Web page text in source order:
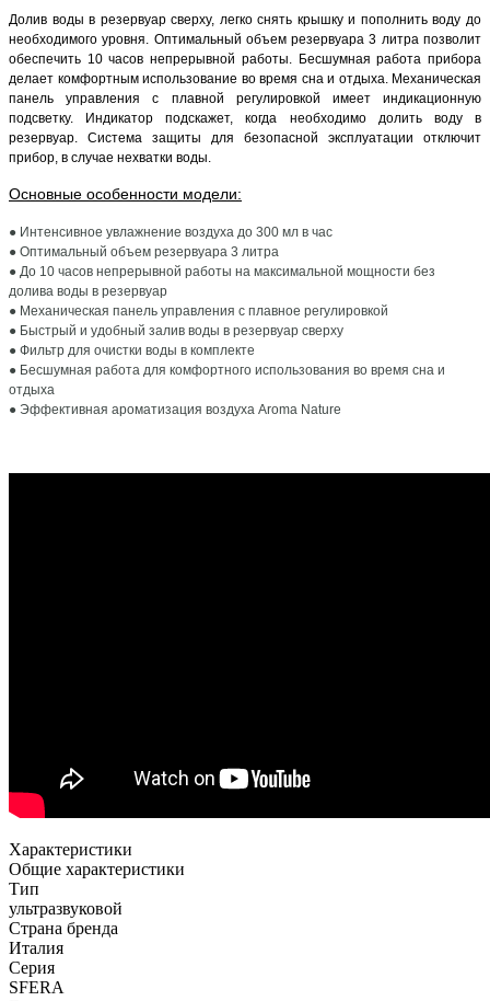
Долив воды в резервуар сверху, легко снять крышку и пополнить воду до
необходимого уровня. Оптимальный объем резервуара 3 литра позволит
обеспечить 10 часов непрерывной работы. Бесшумная работа прибора
делает комфортным использование во время сна и отдыха. Механическая
панель управления с плавной регулировкой имеет индикационную
подсветку. Индикатор подскажет, когда необходимо долить воду в
резервуар. Система защиты для безопасной эксплуатации отключит
прибор, в случае нехватки воды.
Основные особенности модели:
● Интенсивное увлажнение воздуха до 300 мл в час
● Оптимальный объем резервуара 3 литра
● До 10 часов непрерывной работы на максимальной мощности без
долива воды в резервуар
● Механическая панель управления с плавное регулировкой
● Быстрый и удобный залив воды в резервуар сверху
● Фильтр для очистки воды в комплекте
● Бесшумная работа для комфортного использования во время сна и
отдыха
● Эффективная ароматизация воздуха Aroma Nature
Характеристики
Общие характеристики
Тип
ультразвуковой
Страна бренда
Италия
Серия
SFERA